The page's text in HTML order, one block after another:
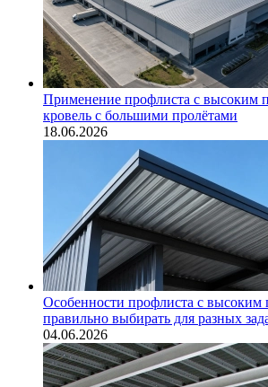
Применение профлиста с высоким
кровель с большими пролётами
18.06.2026
Особенности профлиста с высоким
правильно выбирать для разных
04.06.2026